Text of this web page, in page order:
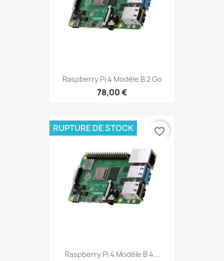
Raspberry Pi 4 Modèle B 2 Go
78,00 €
Raspberry Pi 4 Modèle B 4...
RUPTURE DE STOCK favorite_border